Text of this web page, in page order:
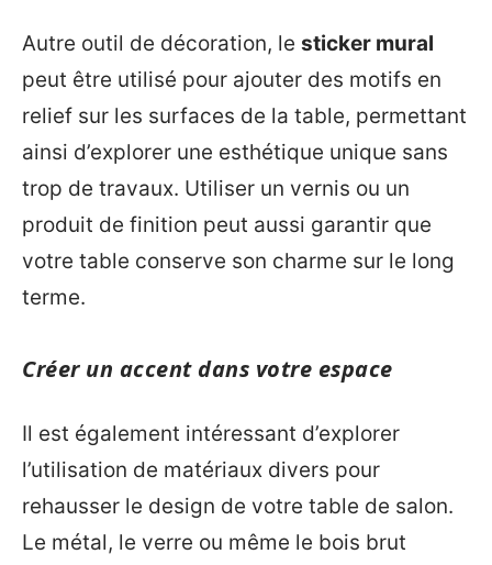
Autre outil de décoration, le sticker mural
peut être utilisé pour ajouter des motifs en
relief sur les surfaces de la table, permettant
ainsi d’explorer une esthétique unique sans
trop de travaux. Utiliser un vernis ou un
produit de finition peut aussi garantir que
votre table conserve son charme sur le long
terme.
Créer un accent dans votre espace
Il est également intéressant d’explorer
l’utilisation de matériaux divers pour
rehausser le design de votre table de salon.
Le métal, le verre ou même le bois brut